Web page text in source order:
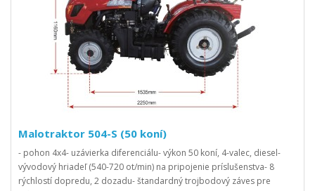
Malotraktor 504-S (50 koní)
- pohon 4x4- uzávierka diferenciálu- výkon 50 koní, 4-valec, diesel-
vývodový hriadeľ (540-720 ot/min) na pripojenie príslušenstva- 8
rýchlostí dopredu, 2 dozadu- štandardný trojbodový záves pre